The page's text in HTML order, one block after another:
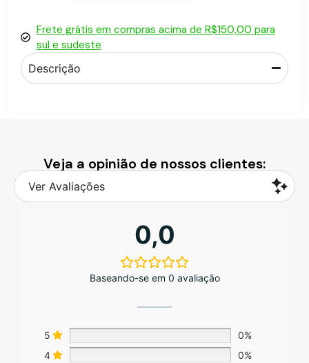
Frete grátis em compras acima de R$150,00 para
sul e sudeste
Descrição
Veja a opinião de nossos clientes:
Ver Avaliações
0,0
Baseando-se em 0 avaliação
5
0%
4
0%